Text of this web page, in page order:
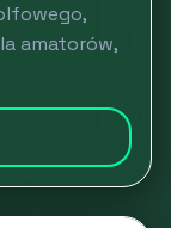
amatorów,